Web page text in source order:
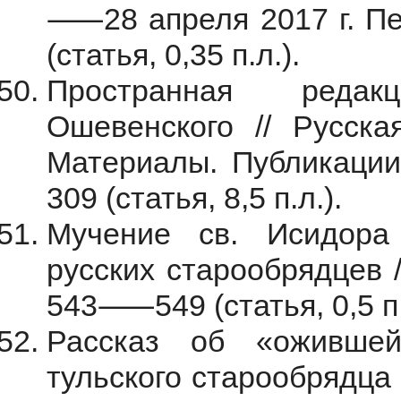
⸺28 апреля 2017 г.
(статья, 0,35 п.л.).
Пространная
Ошевенского //
Материалы.
309 (статья, 8,5 п.л.).
Мучение св.
русских
543⸺549 (статья, 0,5
Рассказ об
тульского